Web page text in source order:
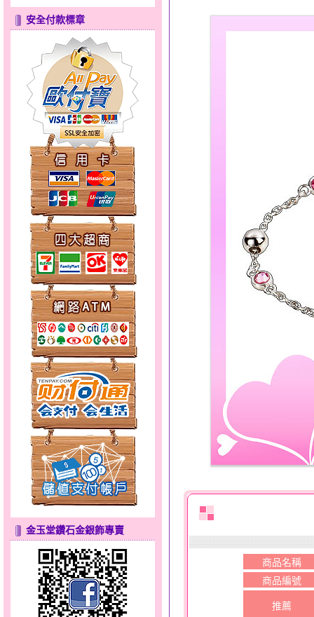
心之舞～金銀鋼套鍊
幸福洋溢～金銀鋼套鍊
分享愛～金銀鋼套鍊
貓頭鷹～黃金耳環
甜心女孩～金銀鋼女套鍊
安全付款標章
金玉堂鑽石金銀飾專賣
商品名稱
商品編號
推薦